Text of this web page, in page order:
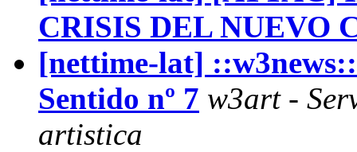
CRISIS DEL NUEVO
[nettime-lat]
Sentido nº 7 w3art -
artistica